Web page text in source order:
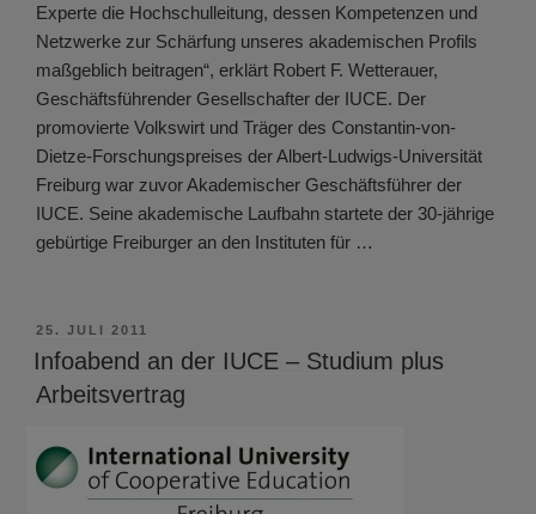
Experte die Hochschulleitung, dessen Kompetenzen und
Netzwerke zur Schärfung unseres akademischen Profils
maßgeblich beitragen“, erklärt Robert F. Wetterauer,
Geschäftsführender Gesellschafter der IUCE. Der
promovierte Volkswirt und Träger des Constantin-von-
Dietze-Forschungspreises der Albert-Ludwigs-Universität
Freiburg war zuvor Akademischer Geschäftsführer der
IUCE. Seine akademische Laufbahn startete der 30-jährige
gebürtige Freiburger an den Instituten für …
VERÖFFENTLICHT
AM
25. JULI 2011
Infoabend an der IUCE – Studium plus
Arbeitsvertrag